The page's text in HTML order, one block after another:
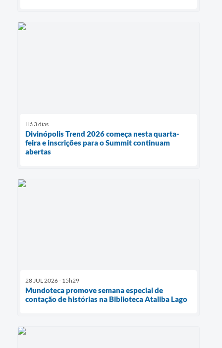
Há 3 dias
Divinópolis Trend 2026 começa nesta quarta-
feira e inscrições para o Summit continuam
abertas
28 JUL 2026 - 15h29
Mundoteca promove semana especial de
contação de histórias na Biblioteca Ataliba Lago